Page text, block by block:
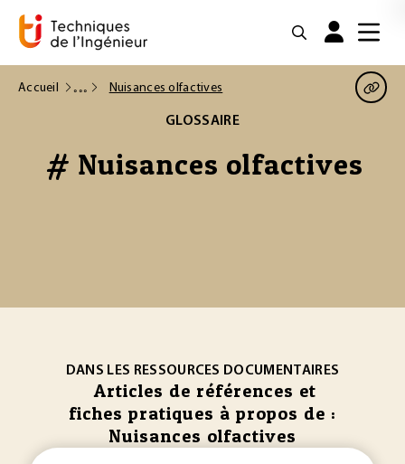
Accueil Nuisances olfactives
GLOSSAIRE
# Nuisances olfactives
DANS LES RESSOURCES DOCUMENTAIRES
Articles de références et
fiches pratiques à propos de :
Nuisances olfactives